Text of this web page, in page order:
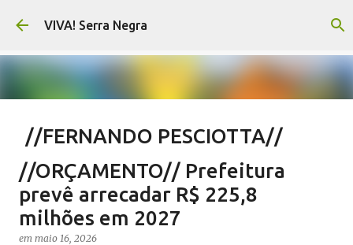
Pular para o conteúdo principal
VIVA! Serra Negra
//FERNANDO PESCIOTTA//
Encurtando caminho
em agosto 06, 2026 FERNANDO PESCIOTTA
NOTÍCIAS SERRA NEGRA
0
//ORÇAMENTO// Prefeitura
prevê arrecadar R$ 225,8
milhões em 2027
em maio 16, 2026